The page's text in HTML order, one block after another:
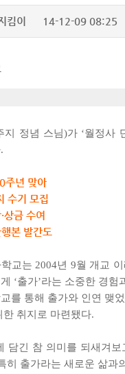
킴이 14-12-09 08:25
지 정념 스님)가 ‘월정사
주년 맞아
수기 모집
상금 수여
본 발간도
교는 2004년 9월 개교
‘출가’라는 소중한 경
를 통해 출가와 인연 맺
한 취지로 마련됐다.
담긴 참 의미를 되새겨
히 출가라는 새로운 삶